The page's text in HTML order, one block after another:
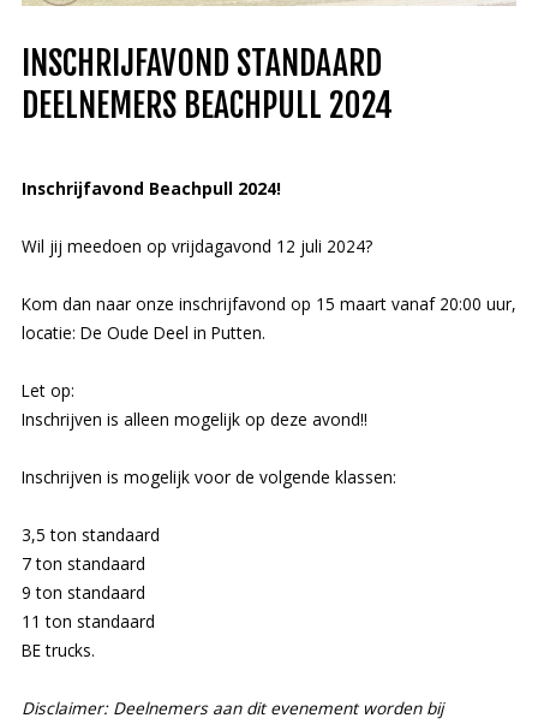
INSCHRIJFAVOND STANDAARD
DEELNEMERS BEACHPULL 2024
Inschrijfavond Beachpull 2024!
Wil jij meedoen op vrijdagavond 12 juli 2024?
Kom dan naar onze inschrijfavond op 15 maart vanaf 20:00 uur,
locatie: De Oude Deel in Putten.
Let op:
Inschrijven is alleen mogelijk op deze avond!!
Inschrijven is mogelijk voor de volgende klassen:
3,5 ton standaard
7 ton standaard
9 ton standaard
11 ton standaard
BE trucks.
Disclaimer: Deelnemers aan dit evenement worden bij